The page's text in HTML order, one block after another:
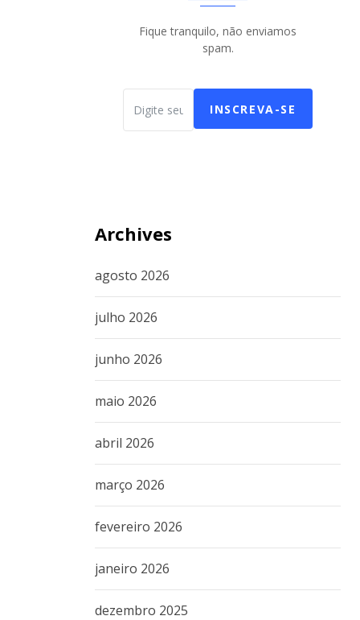
Fique tranquilo, não enviamos
spam.
INSCREVA-SE
Archives
agosto 2026
julho 2026
junho 2026
maio 2026
abril 2026
março 2026
fevereiro 2026
janeiro 2026
dezembro 2025